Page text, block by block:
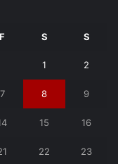
F S S
1 2
7 8 9
15 16
22 23